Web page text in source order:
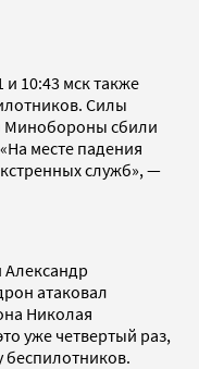
10:43 мск также
Силы
Минобороны сбили
месте падения
служб», —
Александр
атаковал
Николая
уже четвертый раз,
беспилотников.